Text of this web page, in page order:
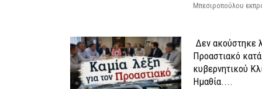
Μπεσιροπούλου
Δεν ακούστηκε
Προαστιακό
κυβερνητικού
Ημαθία....